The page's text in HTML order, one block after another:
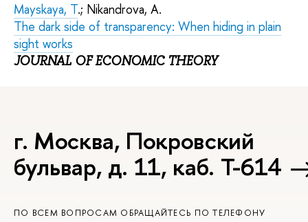
Mayskaya, T.; Nikandrova, A.
The dark side of transparency: When hiding in plain
sight works
JOURNAL OF ECONOMIC THEORY
г. Москва, Покровский
бульвар, д. 11, каб. Т-614
ПО ВСЕМ ВОПРОСАМ ОБРАЩАЙТЕСЬ ПО ТЕЛЕФОНУ